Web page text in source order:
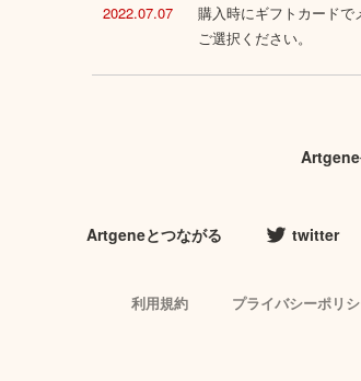
2022.07.07
購入時にギフトカード
ご選択ください。
Artgene
Artgeneとつながる twitter
利用規約 プライバシーポリ